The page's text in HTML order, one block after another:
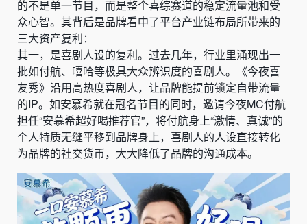
的不是单一节目，而是整个喜综赛道的稳定流量池和受
众心智。其背后是品牌看中了平台产业链布局所带来的
三大资产复利：
其一，是喜剧人设的复利。过去几年，行业里涌现出一
批如付航、嘻哈等极具大众辨识度的喜剧人。《今夜喜
友秀》沿用高热度喜剧人，让品牌能提前锁定自带流量
的IP。如安慕希就在冠名节目的同时，邀请今夜MC付航
担任“安慕希超好喝推荐官”，将付航身上“激情、真诚”的
个人特质无缝平移到品牌身上，喜剧人的人设直接转化
为品牌的社交货币，大大降低了品牌的沟通成本。